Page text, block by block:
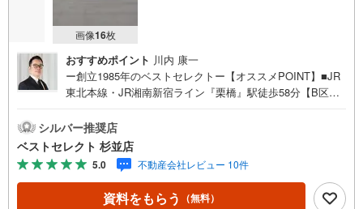
画像16枚
おすすめポイント 川内 康一
ー創立1985年のベストセレクトー【オススメPOINT】■JR
東北本線・JR湘南新宿ライン『栗橋』駅徒歩58分【B区
米 北西側公道幅員7.9m 『ローソン 大利根道目店』徒歩2
分ーベストセレクトは創立1985年の売買専門の不動産会社
ですー東京・埼玉にて累計販売棟数:40,055棟の実績で提携
住宅ローン金利優遇や豊富な物件情報のご提供が可能で
す。住宅ローンにご不安な方、ベストセレクトにお任せ下
シルバー推奨店
ベストセレクト 杉並店
5.0 不動産会社レビュー 10件
資料をもらう （無料）